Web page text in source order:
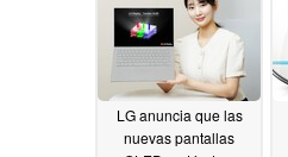
LG anuncia que las
nuevas pantallas